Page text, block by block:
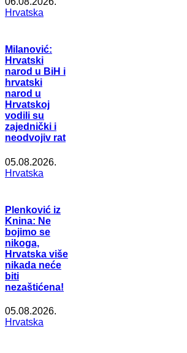
Hrvatska
Milanović:
Hrvatski
narod u BiH i
hrvatski
narod u
Hrvatskoj
vodili su
zajednički i
neodvojiv rat
05.08.2026.
Hrvatska
Plenković iz
Knina: Ne
bojimo se
nikoga,
Hrvatska više
nikada neće
biti
nezaštićena!
05.08.2026.
Hrvatska